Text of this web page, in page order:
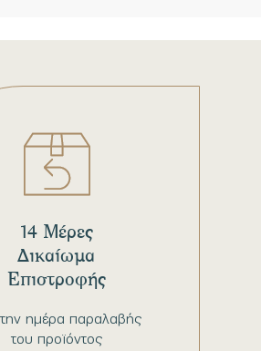
ημέρα παραλαβής
του προϊόντος
14 Μέρες
Δικαίωμα
Επιστροφής